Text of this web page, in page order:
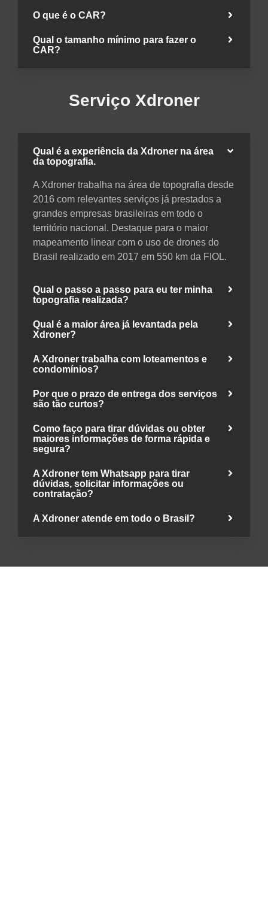
O que é o CAR?
Qual o tamanho mínimo para fazer o
CAR?
Serviço Xdroner
Qual é a experiência da Xdroner na área
da topografia.
A Xdroner trabalha na área de topografia desde
2016 com relevantes serviços já prestados a
grandes empresas brasileiras em todo o
território nacional. Destaque para o maior
mapeamento linear com o uso de drones do
Brasil realizado em 2017 em 550 km da FIOL.
Qual o passo a passo para eu ter minha
topografia realizada?
Qual é a maior área já levantada pela
Xdroner?
A Xdroner trabalha com loteamentos e
condomínios?
Por que o prazo de entrega dos serviços
são tão curtos?
Como faço para tirar dúvidas ou obter
maiores informações de forma rápida e
segura?
A Xdroner tem Whatsapp para tirar
dúvidas, solicitar informações ou
contratação?
A Xdroner atende em todo o Brasil?